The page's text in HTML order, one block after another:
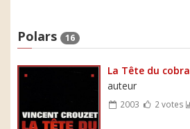
Polars 16
La Tête du cobra
auteur
2003 2 votes